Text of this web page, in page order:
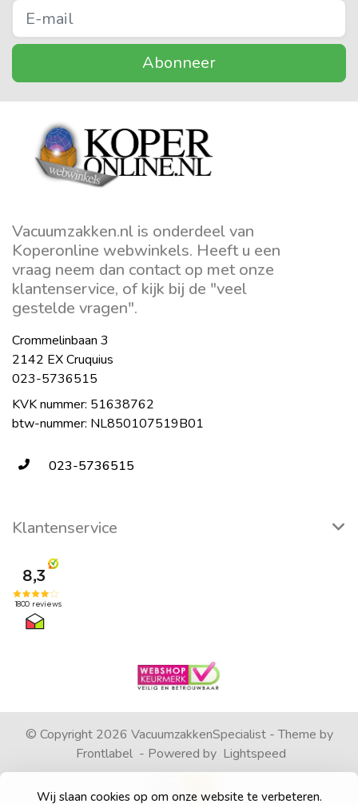
Wij slaan cookies op om onze website te verbeteren.
Abonneer
Vacuumzakken.nl is onderdeel van
Koperonline webwinkels. Heeft u een
vraag neem dan contact op met onze
klantenservice, of kijk bij de "veel
gestelde vragen".
Crommelinbaan 3
2142 EX Cruquius
023-5736515
KVK nummer: 51638762
btw-nummer: NL850107519B01
023-5736515
Klantenservice
© Copyright 2026 VacuumzakkenSpecialist - Theme by
Frontlabel - Powered by Lightspeed